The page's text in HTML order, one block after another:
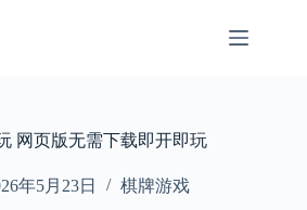
网页版无需下载即开即玩
年5月23日 棋牌游戏